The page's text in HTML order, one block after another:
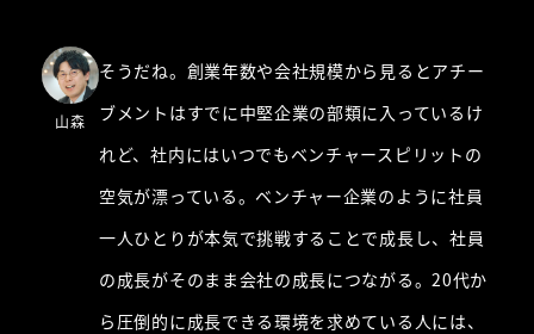
山森
そうだね。創業年数や会社規模から見るとアチー
ブメントはすでに中堅企業の部類に入っているけ
れど、社内にはいつでもベンチャースピリットの
空気が漂っている。ベンチャー企業のように社員
一人ひとりが本気で挑戦することで成長し、社員
の成長がそのまま会社の成長につながる。20代か
ら圧倒的に成長できる環境を求めている人には、